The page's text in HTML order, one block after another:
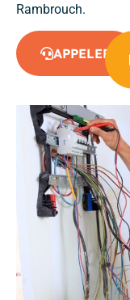
Rambrouch.
APPELER